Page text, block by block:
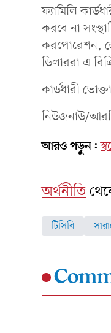
ফ্যামিলি
করবে না
করপোরেশন,
ডিলাররা এ
কার্ডধারী
নিউজনাউ/
আরও পড়ুন:
অর্থনীতি
টিসিবি